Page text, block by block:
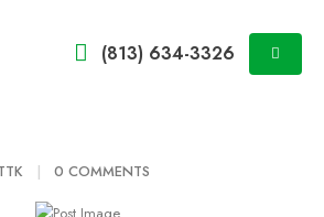
(813) 634-3326
0 COMMENTS